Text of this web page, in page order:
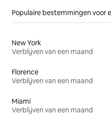
Populaire bestemmingen voor
New York
Verblijven van een maand
Florence
Verblijven van een maand
Miami
Verblijven van een maand